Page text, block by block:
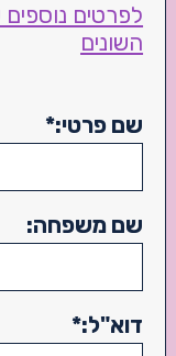
לפרטים נוספים
השונים
שם פרטי:*
שם משפחה:
דוא"ל:*